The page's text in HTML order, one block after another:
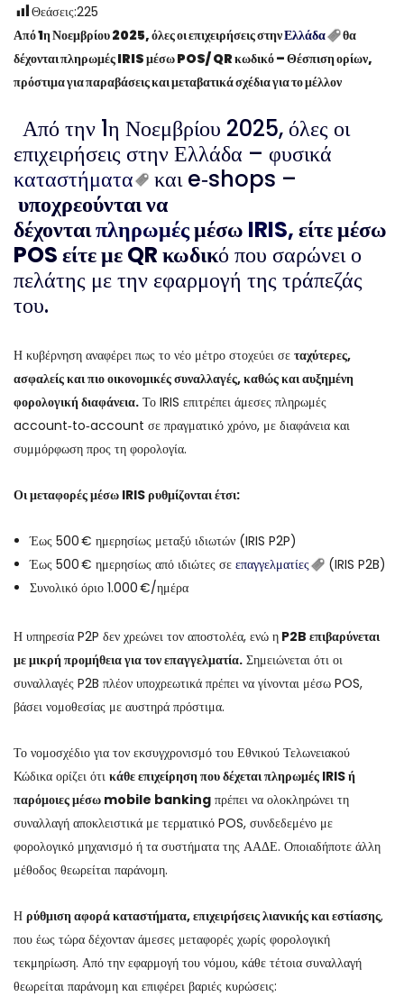
Θεάσεις:225
Από 1η Νοεμβρίου 2025, όλες οι επιχειρήσεις στηνΕλλάδα
θα
δέχονται πληρωμές IRIS μέσω POS/ QR κωδικό – Θέσπιση ορίων,
πρόστιμα για παραβάσεις και μεταβατικά σχέδια για το μέλλον
Από την 1η Νοεμβρίου 2025, όλες οι
επιχειρήσεις στην Ελλάδα – φυσικά
καταστήματα
και e‑shops –
υποχρεούνται να
δέχονταιπληρωμέςμέσω IRIS,είτε μέσω
POS είτε με QR κωδικό που σαρώνει ο
πελάτης με την εφαρμογή της τράπεζάς
του.
Η κυβέρνηση αναφέρει πως το νέο μέτρο στοχεύει σε ταχύτερες,
ασφαλείς και πιο οικονομικές συναλλαγές, καθώς και αυξημένη
φορολογική διαφάνεια. Το IRIS επιτρέπει άμεσες πληρωμές
account‑to‑account σε πραγματικό χρόνο, με διαφάνεια και
συμμόρφωση προς τη φορολογία.
Οι μεταφορές μέσω IRIS ρυθμίζονται έτσι:
Έως 500 € ημερησίως μεταξύ ιδιωτών (IRIS P2P)
Έως 500 € ημερησίως από ιδιώτες σε επαγγελματίες
(IRIS P2B)
Συνολικό όριο 1.000 €/ημέρα
Η υπηρεσία P2P δεν χρεώνει τον αποστολέα, ενώ η P2B επιβαρύνεται
με μικρή προμήθεια για τον επαγγελματία. Σημειώνεται ότι οι
συναλλαγές P2B πλέον υποχρεωτικά πρέπει να γίνονται μέσω POS,
βάσει νομοθεσίας με αυστηρά πρόστιμα.
Το νομοσχέδιο για τον εκσυγχρονισμό του Εθνικού Τελωνειακού
Κώδικα ορίζει ότι κάθε επιχείρηση που δέχεται πληρωμές IRIS ή
παρόμοιες μέσω mobile banking πρέπει να ολοκληρώνει τη
συναλλαγή αποκλειστικά με τερματικό POS, συνδεδεμένο με
φορολογικό μηχανισμό ή τα συστήματα της ΑΑΔΕ. Οποιαδήποτε άλλη
μέθοδος θεωρείται παράνομη.
Η ρύθμιση αφορά καταστήματα, επιχειρήσεις λιανικής και εστίασης,
που έως τώρα δέχονταν άμεσες μεταφορές χωρίς φορολογική
τεκμηρίωση. Από την εφαρμογή του νόμου, κάθε τέτοια συναλλαγή
θεωρείται παράνομη και επιφέρει βαριές κυρώσεις: